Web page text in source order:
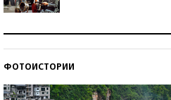
ФОТОИСТОРИИ